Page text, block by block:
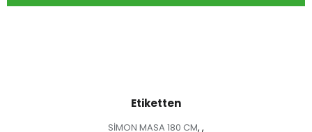
Etiketten
SİMON MASA 180 CM, ,